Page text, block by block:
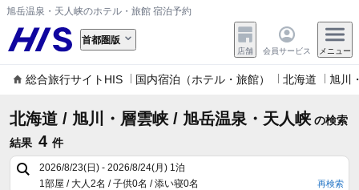
旭岳温泉・天人峡のホテル・旅館 宿泊予約
首都圏版
店舗 会員サービス メニュー
総合旅行サイトHIS 国内宿泊（ホテル・旅館） 北海道 旭川
北海道 / 旭川・層雲峡 / 旭岳温泉・天人峡 の検索
結果 4 件
2026/8/23(日) - 2026/8/24(月) 1泊
1部屋 / 大人2名 / 子供0名 / 添い寝0名
再検索